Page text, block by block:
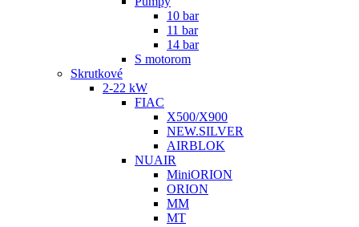
10 bar
11 bar
14 bar
S motorom
Skrutkové
2-22 kW
FIAC
X500/X900
NEW.SILVER
AIRBLOK
NUAIR
MiniORION
ORION
MM
MT